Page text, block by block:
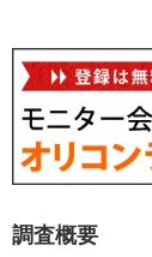
調査概要